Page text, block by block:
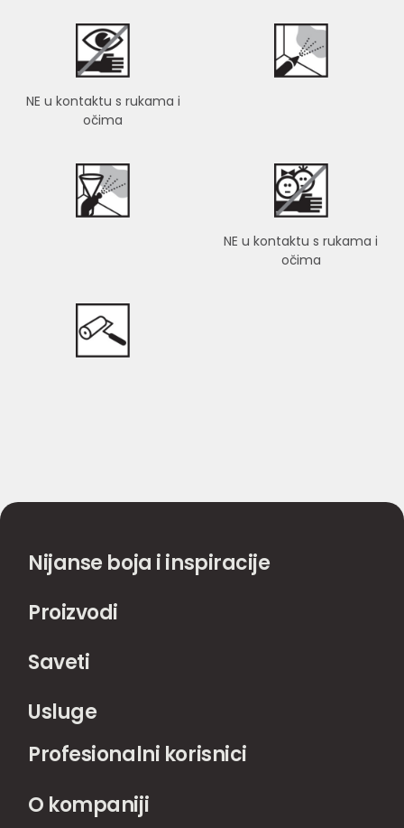
NE u kontaktu s rukama i
očima
NE u kontaktu s rukama i
očima
Nijanse boja i inspiracije
Proizvodi
Saveti
Usluge
Profesionalni korisnici
O kompaniji